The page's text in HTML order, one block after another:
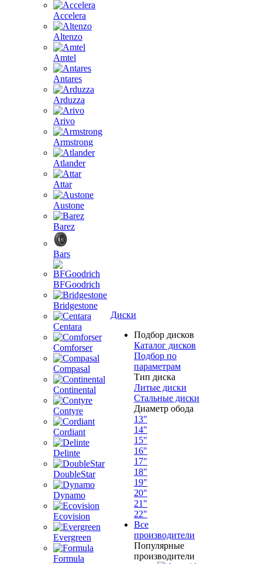
Accelera
Altenzo
Amtel
Antares
Arduzza
Arivo
Armstrong
Atlander
Attar
Austone
Barez
Bars
BFGoodrich
Bridgestone
Centara
Comforser
Compasal
Continental
Contyre
Cordiant
Delinte
DoubleStar
Dynamo
Ecovision
Evergreen
Formula
Диски
Подбор дисков
Каталог дисков
Подбор по
параметрам
Тип диска
Литые диски
Стальные диски
Диаметр обода
13"
14"
15"
16"
17"
18"
19"
20"
21"
22"
Все
производители
Популярные
производители